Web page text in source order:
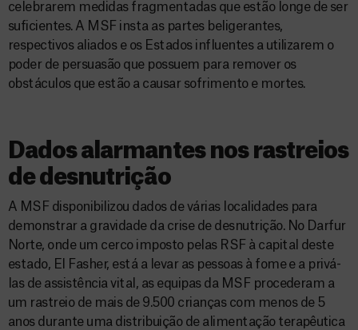
celebrarem medidas fragmentadas que estão longe de ser
suficientes. A MSF insta as partes beligerantes,
respectivos aliados e os Estados influentes a utilizarem o
poder de persuasão que possuem para remover os
obstáculos que estão a causar sofrimento e mortes.
Dados alarmantes nos rastreios
de desnutrição
A MSF disponibilizou dados de várias localidades para
demonstrar a gravidade da crise de desnutrição. No Darfur
Norte, onde um cerco imposto pelas RSF à capital deste
estado, El Fasher, está a levar as pessoas à fome e a privá-
las de assistência vital, as equipas da MSF procederam a
um rastreio de mais de 9.500 crianças com menos de 5
anos durante uma distribuição de alimentação terapêutica